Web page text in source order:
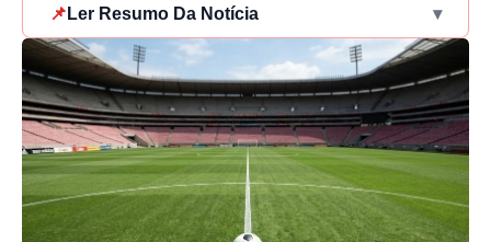
📌 Ler Resumo Da Notícia ▾